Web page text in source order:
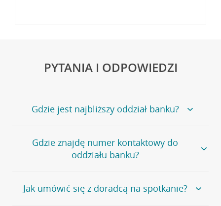
PYTANIA I ODPOWIEDZI
Gdzie jest najbliższy oddział banku?
Jeśli szukasz oddziału naszego banku, zapraszamy na
stronęPlacówki i bankomaty, na której znajduje się
wygodna wyszukiwarka.
oddziałów
Gdzie znajdę numer kontaktowy do
oddziału banku?
Bank Credit Agricole nie udostępnia ogólnego numeru
telefonu do placówki bankowej.
Jak umówić się z doradcą na spotkanie?